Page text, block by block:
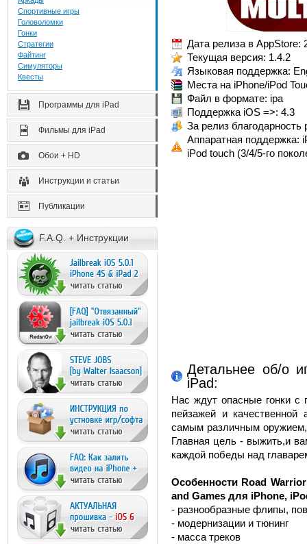
Спортивные игры
Головоломки
Гонки
Стратегии
Файтинг
Симуляторы
Квесты
Программы для iPad
Фильмы для iPad
Обои + HD
Инструкции и статьи
Публикации
F.A.Q. + Инструкции
Дата релиза в AppStore:
Текущая версия: 1.4.2
Языковая поддержка:
Места на iPhone/iPod
Файл в формате: ipa
Поддержка iOS =>: 4.3
За релиз благодарность
Аппаратная поддержка:
iPod touch (3/4/5-го
Детальнее об/о
iPad:
Нас ждут опасные гонки с
пейзажей и
самым различным оружием,
Главная цель - выжить,и
каждой победы над
Особенности Road
and Games для iPhone,
- разнообразные флипы,
- модернизации и тюнинг
- масса треков